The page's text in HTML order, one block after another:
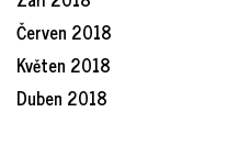
Červen 2018
Květen 2018
Duben 2018